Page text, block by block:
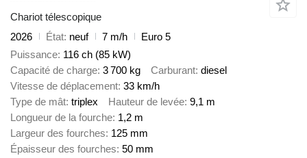
Chariot télescopique
2026
État neuf 7 m/h
Euro 5
Puissance 116 ch (85 kW)
Capacité de charge 3 700 kg Carburant diesel
Vitesse de déplacement 33 km/h
Type de mât triplex Hauteur de levée 9,1 m
Longueur de la fourche 1,2 m
Largeur des fourches 125 mm
Épaisseur des fourches 50 mm